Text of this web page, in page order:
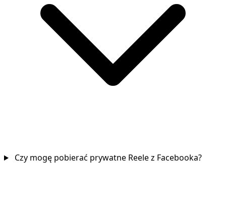
Czy mogę pobierać prywatne Reele z Facebooka?